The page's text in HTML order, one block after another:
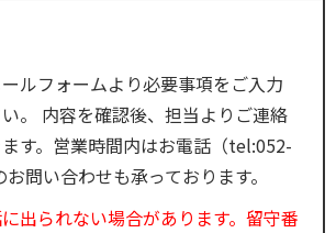
ルフォームより必要事項をご入力
。 内容を確認後、担当よりご連絡
す。営業時間内はお電話（tel:052-
問い合わせも承っております。
出られない場合があります。留守番